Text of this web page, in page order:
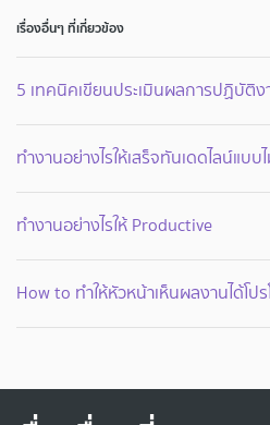
เรื่องอื่นๆ ที่เกี่ยวข้อง
5 เทคนิคเขียนประเมินผลการปฏิบัติ
ทำงานอย่างไรให้เสร็จทันเดดไลน์แบบ
ทำงานอย่างไรให้ Productive
How to ทำให้หัวหน้าเห็นผลงานได้โปร